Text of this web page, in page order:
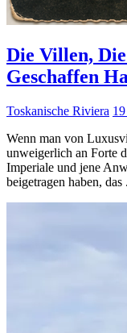
Die Villen,
Geschaffen
Toskanische Riviera
Wenn man von
unweigerlich an Forte
Imperiale und jene
beigetragen haben, das